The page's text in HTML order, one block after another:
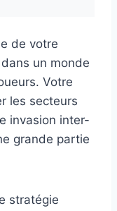
de votre
un monde
Votre
les secteurs
invasion inter-
grande partie
stratégie